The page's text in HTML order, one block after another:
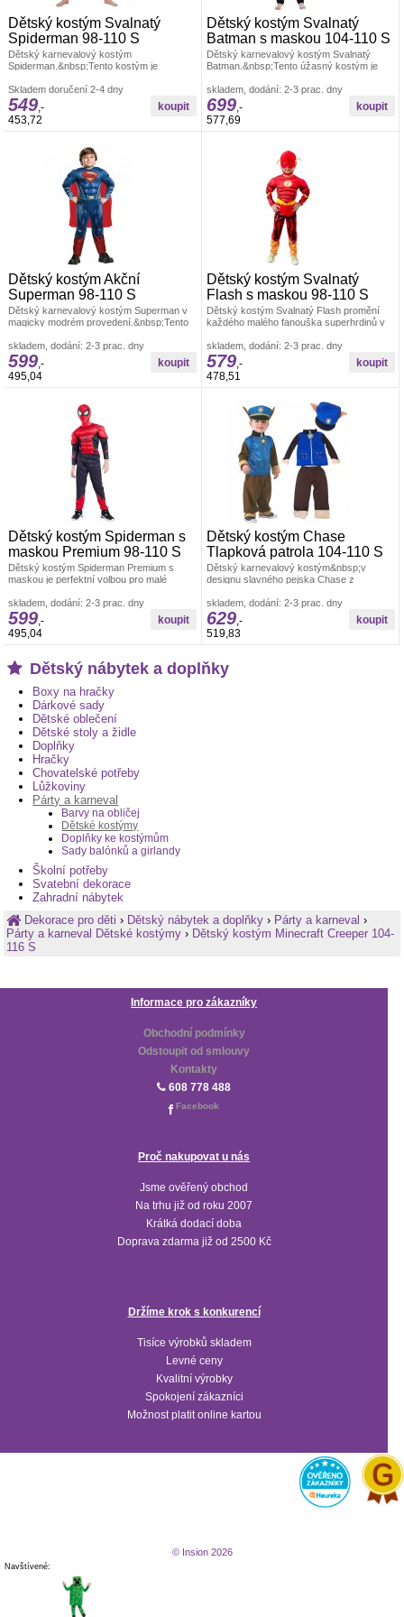
Dětský kostým Svalnatý
Spiderman 98-110 S
Dětský karnevalový kostým
Spiderman.&nbsp;Tento kostým je
Spider-Mana, jednoho
Skladem doručení 2-4 dny
549 ,-
453,72
Dětský kostým Svalnatý
Batman s maskou 104-110 S
Dětský karnevalový kostým Svalnatý
Batman.&nbsp;Tento úžasný kostým je
skladem, dodání: 2-3 prac. dny
699,-
577,69
Dětský kostým Akční
Superman 98-110 S
Dětský karnevalový kostým Superman v
magicky modrém provedení.&nbsp;Tento
skladem, dodání: 2-3 prac. dny
599,-
495,04
Dětský kostým Svalnatý
Flash s maskou 98-110 S
Dětský kostým Svalnatý Flash promění
každého malého fanouška superhrdinů v
skladem, dodání: 2-3 prac. dny
579,-
478,51
Dětský kostým Spiderman s
maskou Premium 98-110 S
Dětský kostým Spiderman Premium s
maskou je perfektní volbou pro malé
skladem, dodání: 2-3 prac. dny
599,-
495,04
Dětský kostým Chase
Tlapková patrola 104-110 S
Dětský karnevalový kostým&nbsp;v
designu slavného pejska Chase z
kostým
skladem, dodání: 2-3 prac. dny
629,-
519,83
Dětský nábytek a doplňky
Boxy na hračky
Dárkové sady
Dětské oblečení
Dětské stoly a židle
Doplňky
Hračky
Chovatelské potřeby
Lůžkoviny
Párty a karneval
Barvy na obličej
Dětské kostýmy
Doplňky ke kostýmům
Sady balónků a girlandy
Školní potřeby
Svatební dekorace
Zahradní nábytek
Dekorace pro děti› Dětský nábytek a doplňky › Párty a karneval ›
Párty a karneval Dětské kostýmy › Dětský kostým Minecraft Creeper 104-
116 S
Informace pro zákazníky
Obchodní podmínky
Odstoupit od smlouvy
Kontakty
608 778 488
Facebook
Proč nakupovat u nás
Jsme ověřený obchod
Na trhu již od roku 2007
Krátká dodací doba
Doprava zdarma již od 2500 Kč
Držíme krok s konkurencí
Tisíce výrobků skladem
Levné ceny
Kvalitní výrobky
Spokojení zákazníci
Možnost platit online kartou
© Insion 2026
Navštívené: